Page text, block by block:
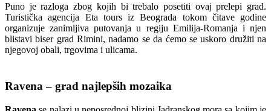
Puno je razloga zbog kojih bi trebalo posetiti ovaj prelepi grad.
Turistička agencija Eta tours iz Beograda tokom čitave godine
organizuje zanimljiva putovanja u regiju Emilija-Romanja i njen
blistavi biser grad Rimini, nadamo se da ćemo se uskoro družiti na
njegovoj obali, trgovima i ulicama.
Ravena – grad najlepših mozaika